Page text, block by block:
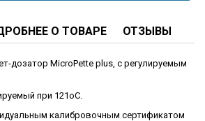
О ТОВАРЕ ОТЗЫВЫ
дозатор MicroPette plus, с регулируемым
при 121оС.
калибровочным сертификатом